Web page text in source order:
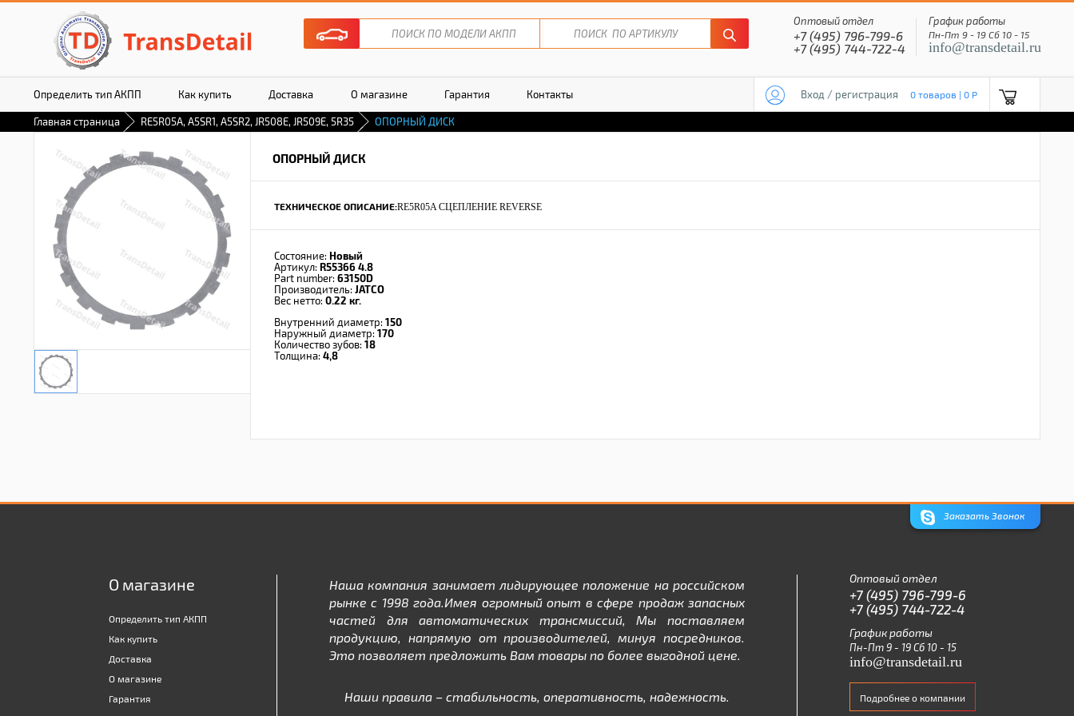
Оптовый отдел
+7 (495) 796-799-6
+7 (495) 744-722-4
График работы
Пн-Пт 9 - 19 Сб 10 - 15
info@transdetail.ru
Определить тип АКПП Как купить Доставка О магазине Гарантия Контакты Вход / регистрация 0 товаров | 0 P
Главная страница RE5R05A, A5SR1, A5SR2, JR508E, JR509E, 5R35 ОПОРНЫЙ ДИСК
ОПОРНЫЙ ДИСК
ТЕХНИЧЕСКОЕ ОПИСАНИЕ:RE5R05A СЦЕПЛЕНИЕ REVERSE
Состояние: Новый
Артикул: R55366 4.8
Part number: 63150D
Производитель: JATCO
Вес нетто: 0.22 кг.
Внутренний диаметр: 150
Наружный диаметр:170
Количество зубов: 18
Толщина: 4,8
Заказать Звонок
О магазине
Определить тип АКПП
Как купить
Доставка
О магазине
Гарантия
Наша компания занимает лидирующее положение на российском
рынке с 1998 года.Имея огромный опыт в сфере продаж запасных
частей для автоматических трансмиссий, Мы поставляем
продукцию, напрямую от производителей, минуя посредников.
Это позволяет предложить Вам товары по более выгодной цене.
Наши правила – стабильность, оперативность, надежность.
Оптовый отдел
+7 (495) 796-799-6
+7 (495) 744-722-4
График работы
Пн-Пт 9 - 19 Сб 10 - 15
info@transdetail.ru
Подробнее о компании